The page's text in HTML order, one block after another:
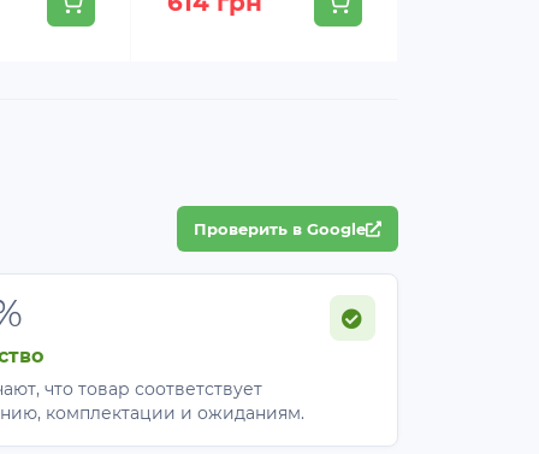
Проверить в Google
что товар соответствует
комплектации и ожиданиям.